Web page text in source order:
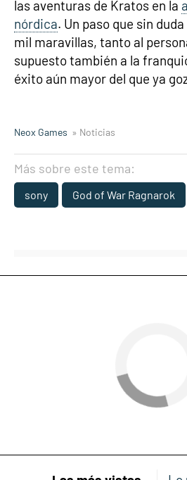
las aventuras de Kratos en la
nórdica. Un paso que sin
mil maravillas, tanto al
supuesto también a la
éxito aún mayor del que ya
Neox Games » Noticias
Más sobre este tema:
sony God of War Ragnarok